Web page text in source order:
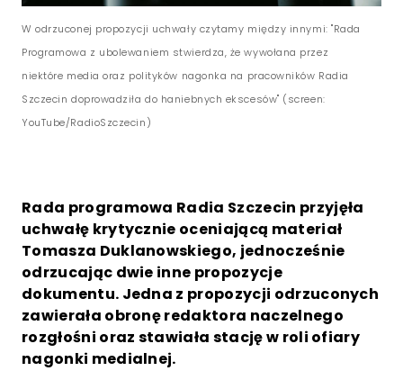
W odrzuconej propozycji uchwały czytamy między innymi: "Rada
Programowa z ubolewaniem stwierdza, że wywołana przez
niektóre media oraz polityków nagonka na pracowników Radia
Szczecin doprowadziła do haniebnych ekscesów" (screen:
YouTube/RadioSzczecin)
Rada programowa Radia Szczecin przyjęła
uchwałę krytycznie oceniającą materiał
Tomasza Duklanowskiego, jednocześnie
odrzucając dwie inne propozycje
dokumentu. Jedna z propozycji odrzuconych
zawierała obronę redaktora naczelnego
rozgłośni oraz stawiała stację w roli ofiary
nagonki medialnej.